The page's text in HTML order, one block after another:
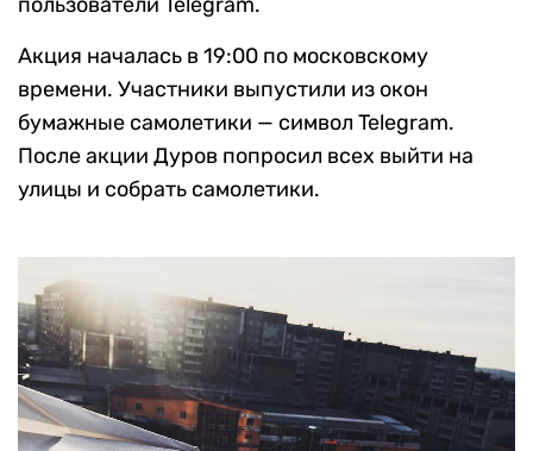
Акция началась в 19:00 по московскому
времени. Участники выпустили из окон
бумажные самолетики — символ Telegram.
После акции Дуров попросил всех выйти на
улицы и собрать самолетики.